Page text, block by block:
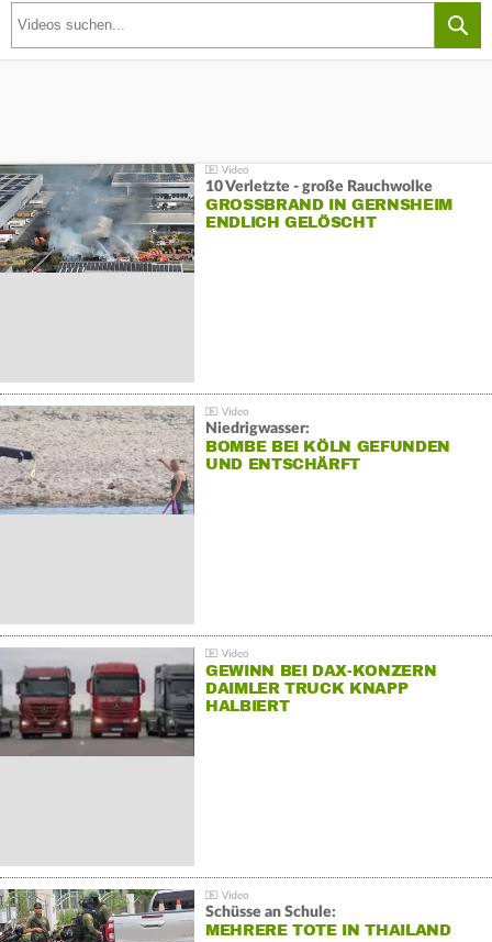
10 Verletzte - große Rauchwolke
GROSSBRAND IN GERNSHEIM E
NDLICH GELÖSCHT
Niedrigwasser:
BOMBE BEI KÖLN GEFUNDEN
UND ENTSCHÄRFT
GEWINN BEI DAX-KONZERN
DAIMLER TRUCK KNAPP
HALBIERT
Schüsse an Schule:
MEHRERE TOTE IN THAILAND